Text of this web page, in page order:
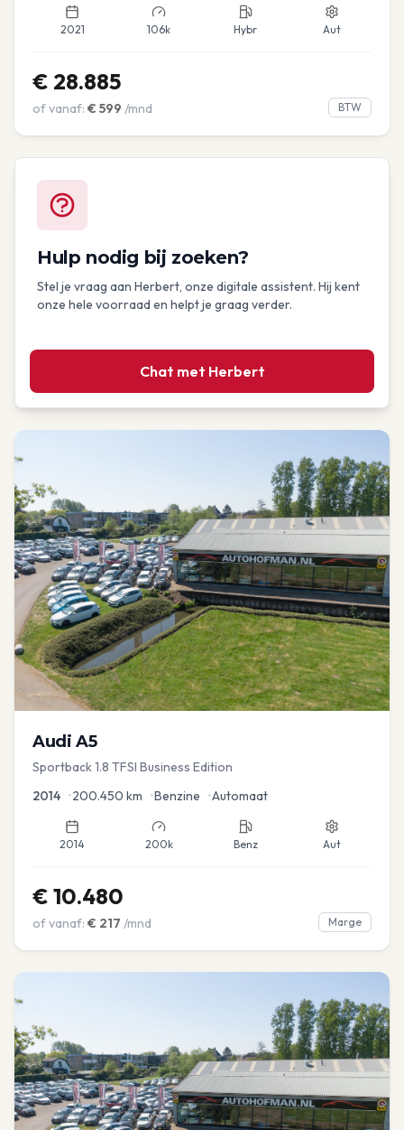
2021 106k Hybr Aut
€ 28.885
of vanaf: € 599 /mnd BTW
Hulp nodig bij zoeken?
Stel je vraag aan Herbert, onze digitale assistent. Hij kent
onze hele voorraad en helpt je graag verder.
Chat met Herbert
Audi A5
Sportback 1.8 TFSI Business Edition
2014 •200.450 km •Benzine •Automaat
2014 200k Benz Aut
€ 10.480
of vanaf: € 217 /mnd Marge